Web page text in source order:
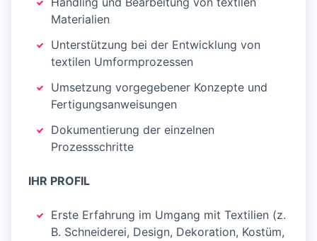
Materialien
Unterstützung bei der Entwicklung von
textilen Umformprozessen
Umsetzung vorgegebener Konzepte und
Fertigungsanweisungen
Dokumentierung der einzelnen
Prozessschritte
IHR PROFIL
Erste Erfahrung im Umgang mit Textilien (z.
B. Schneiderei, Design, Dekoration, Kostüm,